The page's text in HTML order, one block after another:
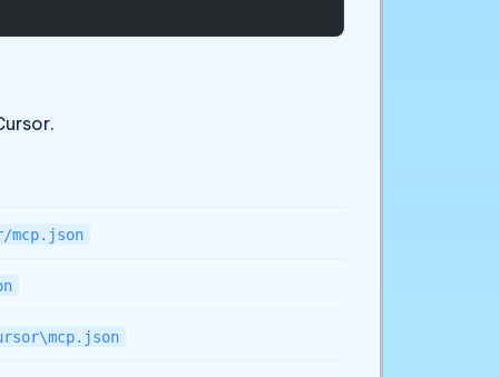
mcp.json